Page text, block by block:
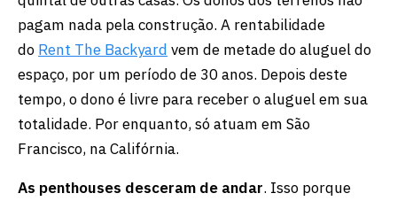
pagam nada pela construção. A rentabilidade
do Rent The Backyard vem de metade do aluguel do
espaço, por um período de 30 anos. Depois deste
tempo, o dono é livre para receber o aluguel em sua
totalidade. Por enquanto, só atuam em São
Francisco, na Califórnia.
As penthouses desceram de andar. Isso porque